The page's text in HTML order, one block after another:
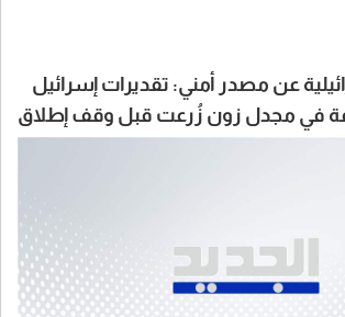
عن مصدر أمني: تقديرات إسرائيل
في مجدل زون زُرعت قبل وقف إطلاق